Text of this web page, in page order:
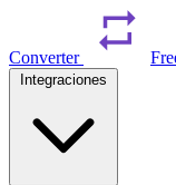
Converter